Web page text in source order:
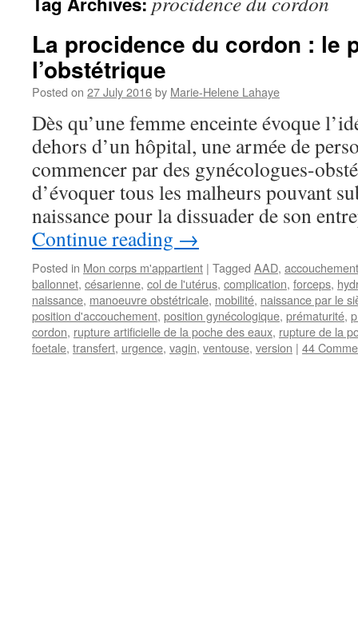
La procidence du cordon : le
l’obstétrique
Posted on 27 July 2016by Marie-Helene Lahaye
Dès qu’une femme enceinte évoque
dehors d’un hôpital, une armée de
commencer par des gynécologues-
d’évoquer tous les malheurs pouvant
naissance pour la dissuader de son
Continue reading →
Posted in Mon corps m'appartient | Tagged AAD, accouchement
ballonnet, césarienne, col de l'utérus, complication, forceps,
naissance, manoeuvre obstétricale, mobilité, naissance par le
position d'accouchement, position gynécologique, prématurité,
cordon, rupture artificielle de la poche des eaux, rupture de la
foetale, transfert, urgence, vagin, ventouse, version | 44